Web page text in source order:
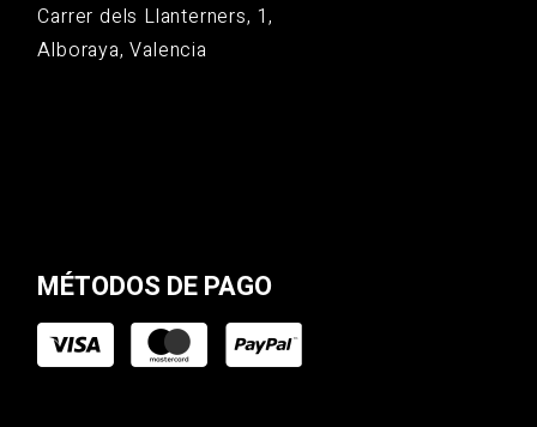
Carrer dels Llanterners, 1,
Alboraya, Valencia
MÉTODOS DE PAGO